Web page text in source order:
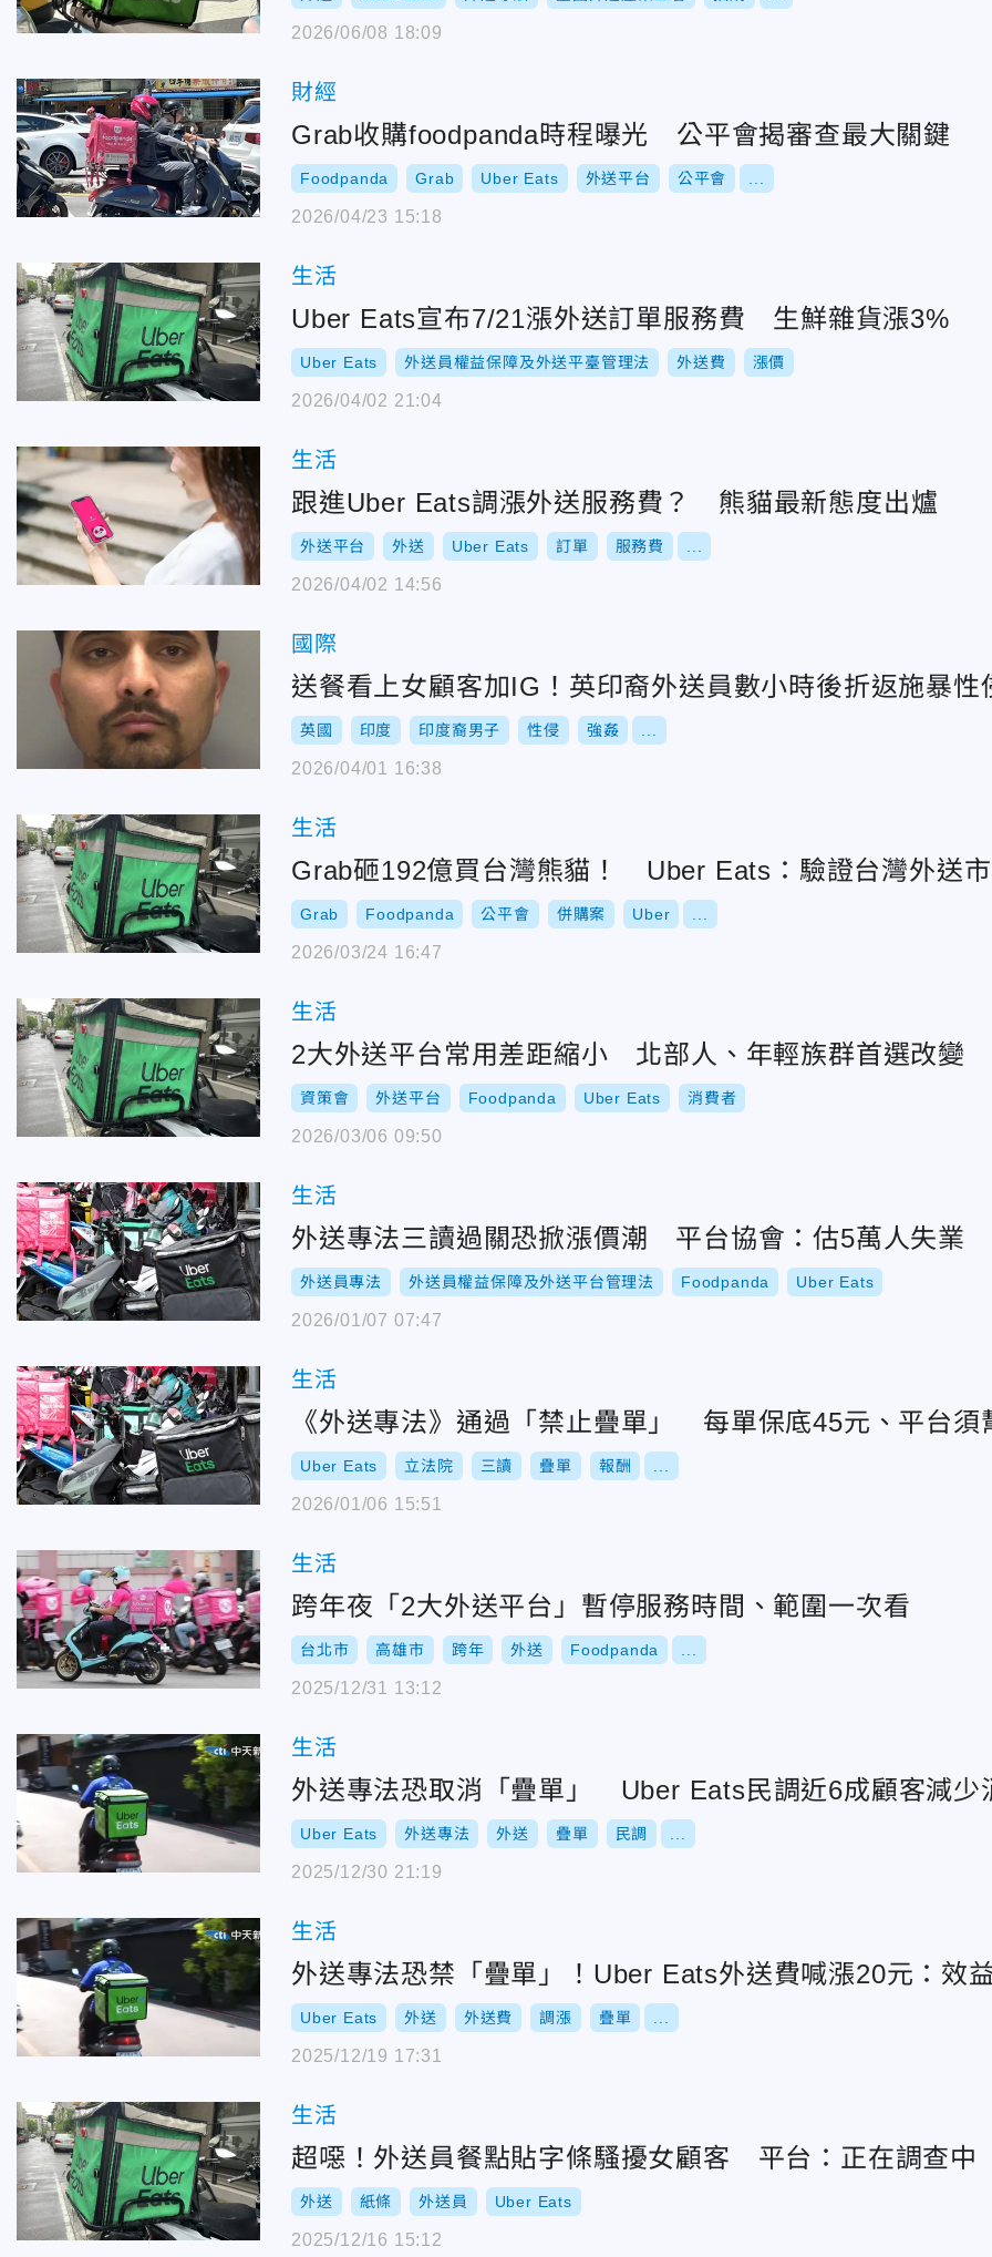
2026/06/08 18:09
財經
Grab收購foodpanda時程曝光 公平會揭審查最大關鍵
Foodpanda Grab Uber Eats 外送平台 公平會
2026/04/23 15:18
生活
Uber Eats宣布7/21漲外送訂單服務費 生鮮雜貨漲3%
Uber Eats 外送員權益保障及外送平臺管理法 外送費 漲價
2026/04/02 21:04
生活
跟進Uber Eats調漲外送服務費？ 熊貓最新態度出爐
外送平台 外送 Uber Eats 訂單 服務費
2026/04/02 14:56
國際
送餐看上女顧客加IG！英印裔外送員數小時後折返施暴性
英國 印度 印度裔男子 性侵 強姦
2026/04/01 16:38
生活
Grab砸192億買台灣熊貓！ Uber Eats：驗證台灣外送
Grab Foodpanda 公平會 併購案 Uber
2026/03/24 16:47
生活
2大外送平台常用差距縮小 北部人、年輕族群首選改變
資策會 外送平台 Foodpanda Uber Eats 消費者
2026/03/06 09:50
生活
外送專法三讀過關恐掀漲價潮 平台協會：估5萬人失業
外送員專法 外送員權益保障及外送平台管理法 Foodpanda Uber Eats
2026/01/07 07:47
生活
《外送專法》通過「禁止疊單」 每單保底45元、平台須
Uber Eats 立法院 三讀 疊單 報酬
2026/01/06 15:51
生活
跨年夜「2大外送平台」暫停服務時間、範圍一次看
台北市 高雄市 跨年 外送 Foodpanda
2025/12/31 13:12
生活
外送專法恐取消「疊單」 Uber Eats民調近6成顧客減少
Uber Eats 外送專法 外送 疊單 民調
2025/12/30 21:19
生活
外送專法恐禁「疊單」！Uber Eats外送費喊漲20元：效
Uber Eats 外送 外送費 調漲 疊單
2025/12/19 17:31
生活
超噁！外送員餐點貼字條騷擾女顧客 平台：正在調查中
外送 紙條 外送員 Uber Eats
2025/12/16 15:12